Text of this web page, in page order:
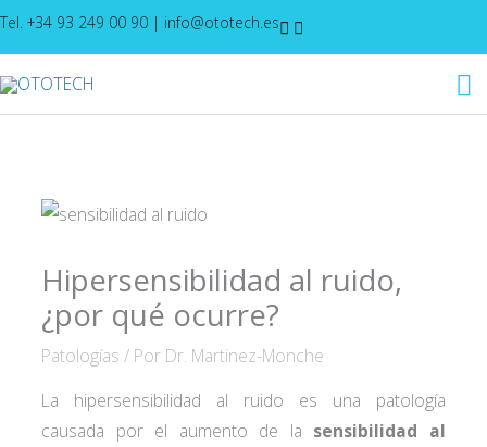
Ir
contenido
Tel. +34 93 249 00 90 | info@ototech.es
Hipersensibilidad al ruido,
¿por qué ocurre?
Patologías / Por Dr. Martinez-Monche
La hipersensibilidad al ruido es una patología
causada por el aumento de la sensibilidad al